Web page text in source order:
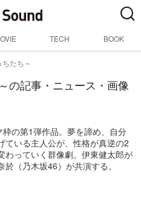
TECH BOOK
たち～
の記事・ニュース・画像
の第1弾作品。夢を諦め、自分
ている主人公が、性格が真逆の2
わっていく群像劇。伊東健太郎が
（乃木坂46）が共演する。